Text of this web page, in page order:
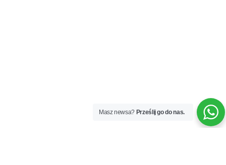
Masz newsa? Prześlij go do nas.